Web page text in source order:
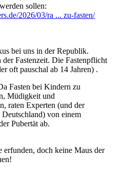
sollen:
2026/03/ra ... zu-fasten/
bei uns in der Republik.
Fastenzeit. Die Fastenpflicht
oft pauschal ab 14 Jahren) .
Fasten bei Kindern zu
Müdigkeit und
raten Experten (und der
von einem
Pubertät ab.
doch keine Maus der